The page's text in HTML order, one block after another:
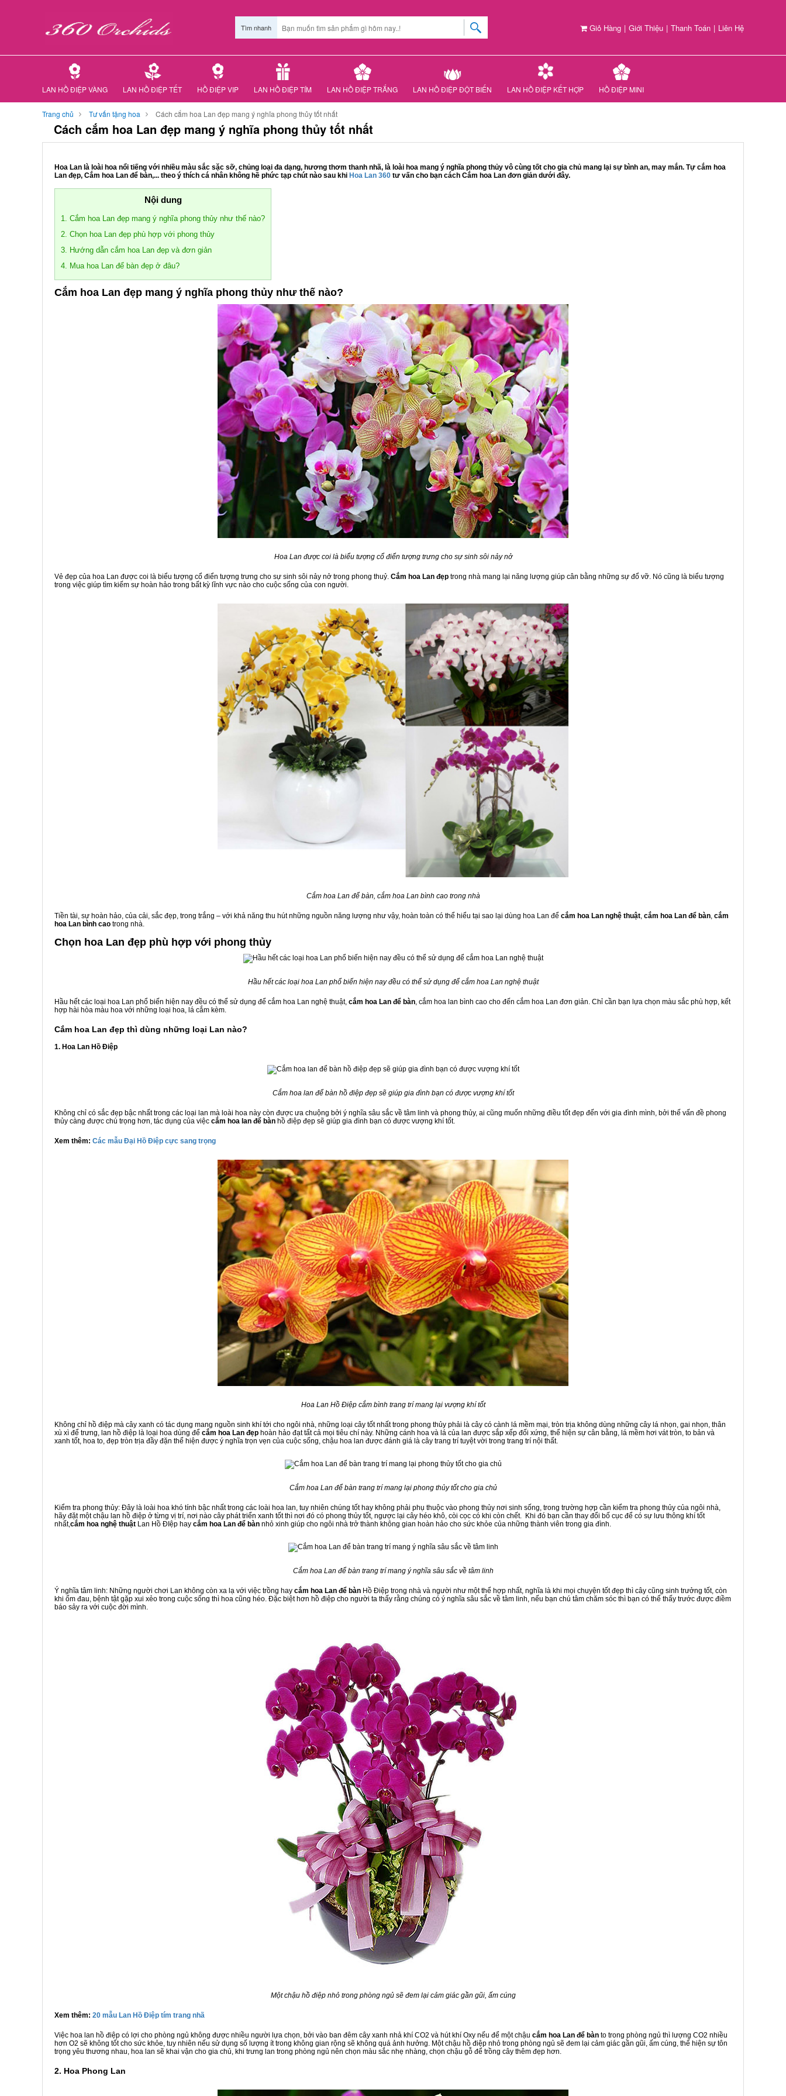
Giỏ Hàng | Giới Thiệu | Thanh Toán | Liên Hệ
Tìm nhanh
LAN HỒ ĐIỆP VÀNG LAN HỒ ĐIỆP TẾT HỒ ĐIỆP VIP LAN HỒ ĐIỆP TÍM LAN HỒ ĐIỆP TRẮNG LAN HỒ ĐIỆP ĐỘT BIẾN LAN HỒ ĐIỆP KẾT HỢP HỒ ĐIỆP MINI
Trang chủ Tư vấn tặng hoa Cách cắm hoa Lan đẹp mang ý nghĩa phong thủy tốt nhất
Cách cắm hoa Lan đẹp mang ý nghĩa phong thủy tốt nhất
Hoa Lan là loài hoa nổi tiếng với nhiều màu sắc sặc sỡ, chủng loại đa dạng, hương thơm thanh nhã, là loài hoa mang ý nghĩa phong thủy vô cùng tốt cho gia chủ mang lại sự bình an, may mắn. Tự cắm hoa
Lan đẹp, Cắm hoa Lan để bàn,... theo ý thích cá nhân không hề phức tạp chút nào sau khi Hoa Lan 360 tư vấn cho bạn cách Cắm hoa Lan đơn giản dưới đây.
Nội dung
1. Cắm hoa Lan đẹp mang ý nghĩa phong thủy như thế nào?
2. Chọn hoa Lan đẹp phù hợp với phong thủy
3. Hướng dẫn cắm hoa Lan đẹp và đơn giản
4. Mua hoa Lan để bàn đẹp ở đâu?
Cắm hoa Lan đẹp mang ý nghĩa phong thủy như thế nào?
Hoa Lan được coi là biểu tượng cổ điển tượng trưng cho sự sinh sôi nảy nở
Vẻ đẹp của hoa Lan được coi là biểu tượng cổ điển tượng trưng cho sự sinh sôi nảy nở trong phong thuỷ. Cắm hoa Lan đẹp trong nhà mang lại năng lượng giúp cân bằng những sự đổ vỡ. Nó cũng là biểu tượng
trong việc giúp tìm kiếm sự hoàn hảo trong bất kỳ lĩnh vực nào cho cuộc sống của con người.
Cắm hoa Lan để bàn, cắm hoa Lan bình cao trong nhà
Tiền tài, sự hoàn hảo, của cải, sắc đẹp, trong trắng – với khả năng thu hút những nguồn năng lượng như vậy, hoàn toàn có thể hiểu tại sao lại dùng hoa Lan để cắm hoa Lan nghệ thuật, cắm hoa Lan để bàn, cắm
hoa Lan bình cao trong nhà.
Chọn hoa Lan đẹp phù hợp với phong thủy
Hầu hết các loại hoa Lan phổ biến hiện nay đều có thể sử dụng để cắm hoa Lan nghệ thuật
Hầu hết các loại hoa Lan phổ biến hiện nay đều có thể sử dụng để cắm hoa Lan nghệ thuật, cắm hoa Lan để bàn, cắm hoa lan bình cao cho đến cắm hoa Lan đơn giản. Chỉ cần bạn lựa chọn màu sắc phù hợp, kết
hợp hài hòa màu hoa với những loại hoa, lá cắm kèm.
Cắm hoa Lan đẹp thì dùng những loại Lan nào?
1. Hoa Lan Hồ Điệp
Cắm hoa lan để bàn hồ điệp đẹp sẽ giúp gia đình bạn có được vượng khí tốt
Không chỉ có sắc đẹp bậc nhất trong các loại lan mà loài hoa này còn được ưa chuộng bởi ý nghĩa sâu sắc về tâm linh và phong thủy, ai cũng muốn những điều tốt đẹp đến với gia đình mình, bởi thế vấn đề phong
thủy càng được chú trọng hơn, tác dụng của việc cắm hoa lan để bàn hồ điệp đẹp sẽ giúp gia đình bạn có được vượng khí tốt.
Xem thêm: Các mẫu Đại Hồ Điệp cực sang trọng
Hoa Lan Hồ Điệp cắm bình trang trí mang lại vượng khí tốt
Không chỉ hồ điệp mà cây xanh có tác dụng mang nguồn sinh khí tới cho ngôi nhà, những loại cây tốt nhất trong phong thủy phải là cây có cành lá mềm mại, tròn trịa không dùng những cây lá nhọn, gai nhọn, thân
xù xì để trưng, lan hồ điệp là loại hoa dùng để cắm hoa Lan đẹp hoàn hảo đạt tất cả mọi tiêu chí này. Những cánh hoa và lá của lan được sắp xếp đối xứng, thể hiện sự cân bằng, lá mềm hơi vát tròn, to bản và
xanh tốt, hoa to, đẹp tròn trịa đầy đặn thể hiện được ý nghĩa trọn vẹn của cuộc sống, chậu hoa lan được đánh giá là cây trang trí tuyệt vời trong trang trí nội thất.
Cắm hoa Lan để bàn trang trí mang lại phong thủy tốt cho gia chủ
Kiểm tra phong thủy: Đây là loài hoa khó tính bậc nhất trong các loài hoa lan, tuy nhiên chúng tốt hay không phải phụ thuộc vào phong thủy nơi sinh sống, trong trường hợp cần kiểm tra phong thủy của ngôi nhà,
hãy đặt một chậu lan hồ điệp ở từng vị trí, nơi nào cây phát triển xanh tốt thì nơi đó có phong thủy tốt, ngược lại cây héo khô, còi cọc có khi còn chết. Khi đó bạn cần thay đổi bố cục để có sự lưu thông khí tốt
nhất,cắm hoa nghệ thuật Lan Hồ ĐIệp hay cắm hoa Lan để bàn nhỏ xinh giúp cho ngôi nhà trở thành không gian hoàn hảo cho sức khỏe của những thành viên trong gia đình.
Cắm hoa Lan để bàn trang trí mang ý nghĩa sâu sắc về tâm linh
Ý nghĩa tâm linh: Những người chơi Lan không còn xa lạ với việc trồng hay cắm hoa Lan để bàn Hồ Điệp trong nhà và người như một thể hợp nhất, nghĩa là khi mọi chuyện tốt đẹp thì cây cũng sinh trưởng tốt, còn
khi ốm đau, bệnh tật gặp xui xẻo trong cuộc sống thì hoa cũng héo. Đặc biệt hơn hồ điệp cho người ta thấy rằng chúng có ý nghĩa sâu sắc về tâm linh, nếu bạn chú tâm chăm sóc thì bạn có thể thấy trước được điềm
báo sảy ra với cuộc đời mình.
Một chậu hồ điệp nhỏ trong phòng ngủ sẽ đem lại cảm giác gần gũi, ấm cúng
Xem thêm: 20 mẫu Lan Hồ Điệp tím trang nhã
Việc hoa lan hồ điệp có lợi cho phòng ngủ không được nhiều người lựa chọn, bởi vào ban đêm cây xanh nhả khí CO2 và hút khí Oxy nếu để một chậu cắm hoa Lan để bàn to trong phòng ngủ thì lượng CO2 nhiều
hơn O2 sẽ không tốt cho sức khỏe, tuy nhiên nếu sử dụng số lượng ít trong không gian rộng sẽ không quá ảnh hưởng. Một chậu hồ điệp nhỏ trong phòng ngủ sẽ đem lại cảm giác gần gũi, ấm cúng, thể hiện sự tôn
trọng yêu thương nhau, hoa lan sẽ khai vận cho gia chủ, khi trưng lan trong phòng ngủ nên chọn màu sắc nhẹ nhàng, chọn chậu gỗ để trồng cây thêm đẹp hơn.
2. Hoa Phong Lan